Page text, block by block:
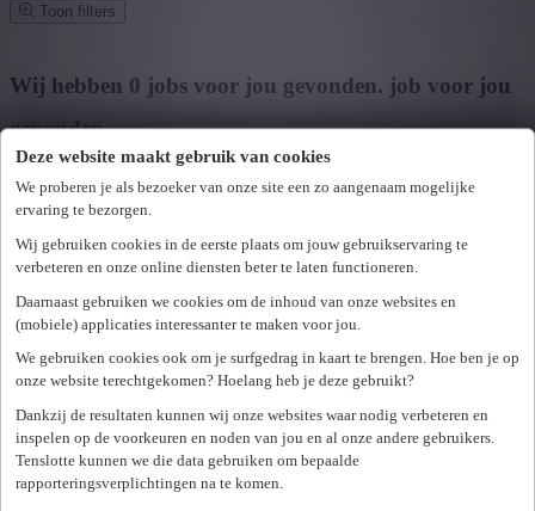
Deze website maakt gebruik van cookies
We proberen je als bezoeker van onze site een zo aangenaam mogelijke
ervaring te bezorgen.
Wij gebruiken cookies in de eerste plaats om jouw gebruikservaring te
verbeteren en onze online diensten beter te laten functioneren.
Daarnaast gebruiken we cookies om de inhoud van onze websites en
(mobiele) applicaties interessanter te maken voor jou.
We gebruiken cookies ook om je surfgedrag in kaart te brengen. Hoe ben je op
onze website terechtgekomen? Hoelang heb je deze gebruikt?
Dankzij de resultaten kunnen wij onze websites waar nodig verbeteren en
inspelen op de voorkeuren en noden van jou en al onze andere gebruikers.
Tenslotte kunnen we die data gebruiken om bepaalde
rapporteringsverplichtingen na te komen.
Toon filters
Zoek op functie, jobtitel, bedrijf,...
Postcode of gemeente
Zoek vacatures
Mijn gekozen filters
Wis alle filters
Wij hebben 0 jobs voor jou gevonden. job voor jou
gevonden
Opnieuw aanmelden.
Er is een fout opgetreden. Gelieve later opnieuw te proberen.
Sluiten